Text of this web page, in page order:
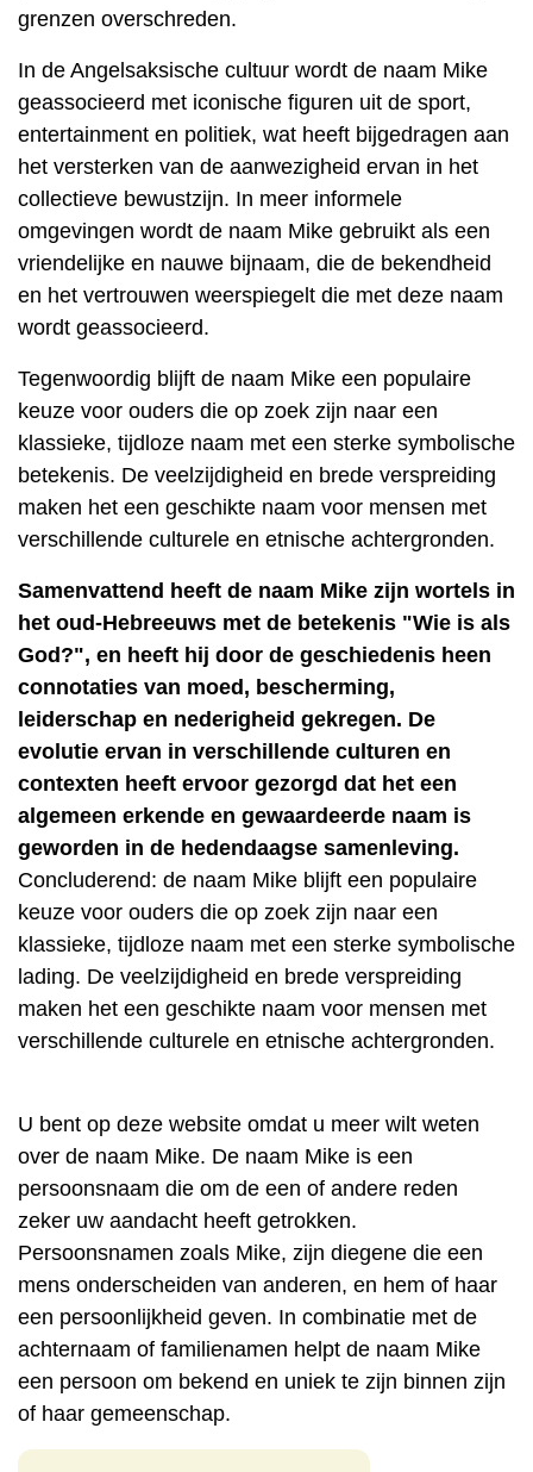
grenzen overschreden.
In de Angelsaksische cultuur wordt de naam Mike
geassocieerd met iconische figuren uit de sport,
entertainment en politiek, wat heeft bijgedragen aan
het versterken van de aanwezigheid ervan in het
collectieve bewustzijn. In meer informele
omgevingen wordt de naam Mike gebruikt als een
vriendelijke en nauwe bijnaam, die de bekendheid
en het vertrouwen weerspiegelt die met deze naam
wordt geassocieerd.
Tegenwoordig blijft de naam Mike een populaire
keuze voor ouders die op zoek zijn naar een
klassieke, tijdloze naam met een sterke symbolische
betekenis. De veelzijdigheid en brede verspreiding
maken het een geschikte naam voor mensen met
verschillende culturele en etnische achtergronden.
Samenvattend heeft de naam Mike zijn wortels in
het oud-Hebreeuws met de betekenis "Wie is als
God?", en heeft hij door de geschiedenis heen
connotaties van moed, bescherming,
leiderschap en nederigheid gekregen. De
evolutie ervan in verschillende culturen en
contexten heeft ervoor gezorgd dat het een
algemeen erkende en gewaardeerde naam is
geworden in de hedendaagse samenleving.
Concluderend: de naam Mike blijft een populaire
keuze voor ouders die op zoek zijn naar een
klassieke, tijdloze naam met een sterke symbolische
lading. De veelzijdigheid en brede verspreiding
maken het een geschikte naam voor mensen met
verschillende culturele en etnische achtergronden.
U bent op deze website omdat u meer wilt weten
over de naam Mike. De naam Mike is een
persoonsnaam die om de een of andere reden
zeker uw aandacht heeft getrokken.
Persoonsnamen zoals Mike, zijn diegene die een
mens onderscheiden van anderen, en hem of haar
een persoonlijkheid geven. In combinatie met de
achternaam of familienamen helpt de naam Mike
een persoon om bekend en uniek te zijn binnen zijn
of haar gemeenschap.